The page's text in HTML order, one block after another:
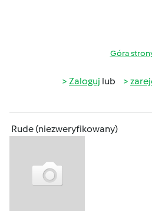
Góra
Zaloguj lub
Rude (niezweryfikowany)